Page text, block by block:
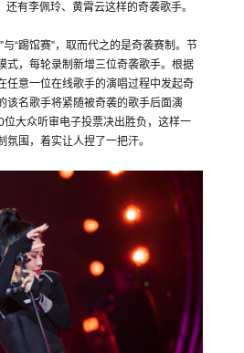
有李佩玲、黄霄云这样的奇袭歌手。
“踢馆赛”，取而代之的是奇袭赛制。节
式，每轮录制新增三位奇袭歌手。根据
任意一位在线歌手的演唱过程中发起奇
该名歌手将紧随被奇袭的歌手后面演
大众听审电子投票决出胜负，这样一
围，着实让人捏了一把汗。